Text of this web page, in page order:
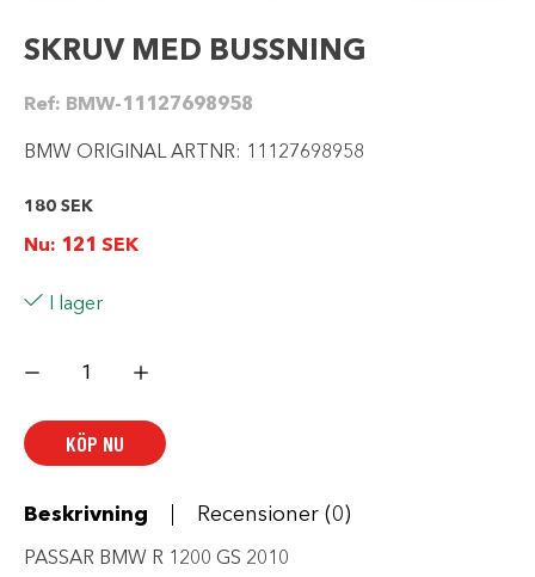
SKRUV MED BUSSNING
Ref: BMW-11127698958
BMW ORIGINAL ARTNR: 11127698958
180 SEK
Nu: 121 SEK
I lager
MED
KÖP NU
Beskrivning Recensioner (0)
PASSAR BMW R 1200 GS 2010